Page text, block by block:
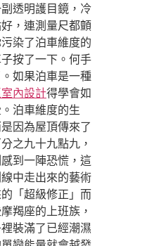
透明護目鏡，冷
，連測量尺都顫
染了泊車維度的
按了一下。何手
如果泊車是一種
內設計得學會如
泊車維度的生
因為屋頂傳來了
之九十九點九，
到一陣恐慌，這
中走出來的藝術
「超級修正」而
羯座的上班族，
裝滿了已經潮濕